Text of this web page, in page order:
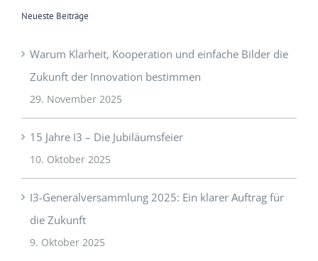
Neueste Beiträge
Warum Klarheit, Kooperation und einfache Bilder die
Zukunft der Innovation bestimmen
29. November 2025
15 Jahre I3 – Die Jubiläumsfeier
10. Oktober 2025
I3-Generalversammlung 2025: Ein klarer Auftrag für
die Zukunft
9. Oktober 2025